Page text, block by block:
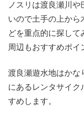
ノスリは渡良瀬川
いので土手の上から
どを重点的に探して
周辺もおすすめポイ
渡良瀬遊水地はかな
にあるレンタサイク
すめします。